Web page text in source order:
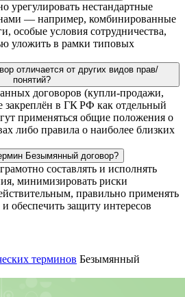
урегулировать нестандартные
— например, комбинированные
особые условия сотрудничества,
уложить в рамки типовых
отличается от других видов прав/
понятий?
договоров (купли‑продажи,
закреплён в ГК РФ как отдельный
применяться общие положения о
либо правила о наиболее близких
Безымянный договор?
составлять и исполнять
минимизировать риски
правильно применять
обеспечить защиту интересов
терминов Безымянный